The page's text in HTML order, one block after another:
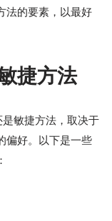
法的要素，以最好
捷方法
敏捷方法，取决于
偏好。以下是一些